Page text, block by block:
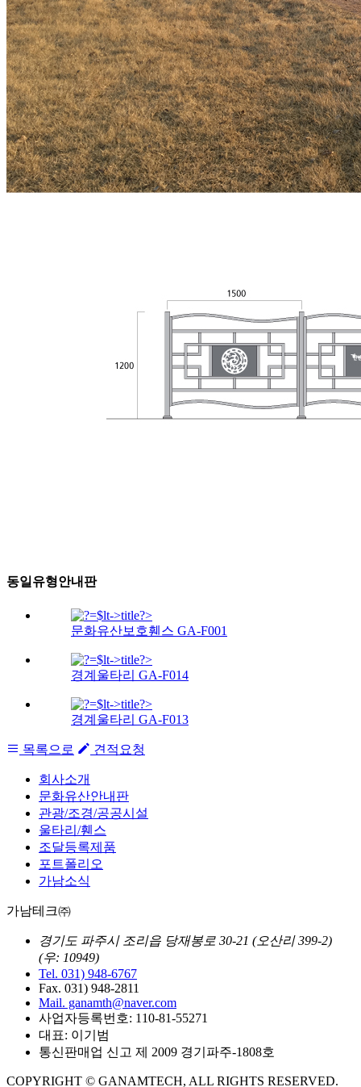
동일유형안내판
문화유산보호휀스 GA-F001
경계울타리 GA-F014
경계울타리 GA-F013
목록으로 견적요청
회사소개
문화유산안내판
관광/조경/공공시설
울타리/휀스
조달등록제품
포트폴리오
가남소식
가남테크㈜
경기도 파주시 조리읍 당재봉로 30-21 (오산리 399-2)
(우: 10949)
Tel. 031) 948-6767
Fax. 031) 948-2811
Mail. ganamth@naver.com
사업자등록번호: 110-81-55271
대표: 이기범
통신판매업 신고 제 2009 경기파주-1808호
COPYRIGHT © GANAMTECH, ALL RIGHTS RESERVED.